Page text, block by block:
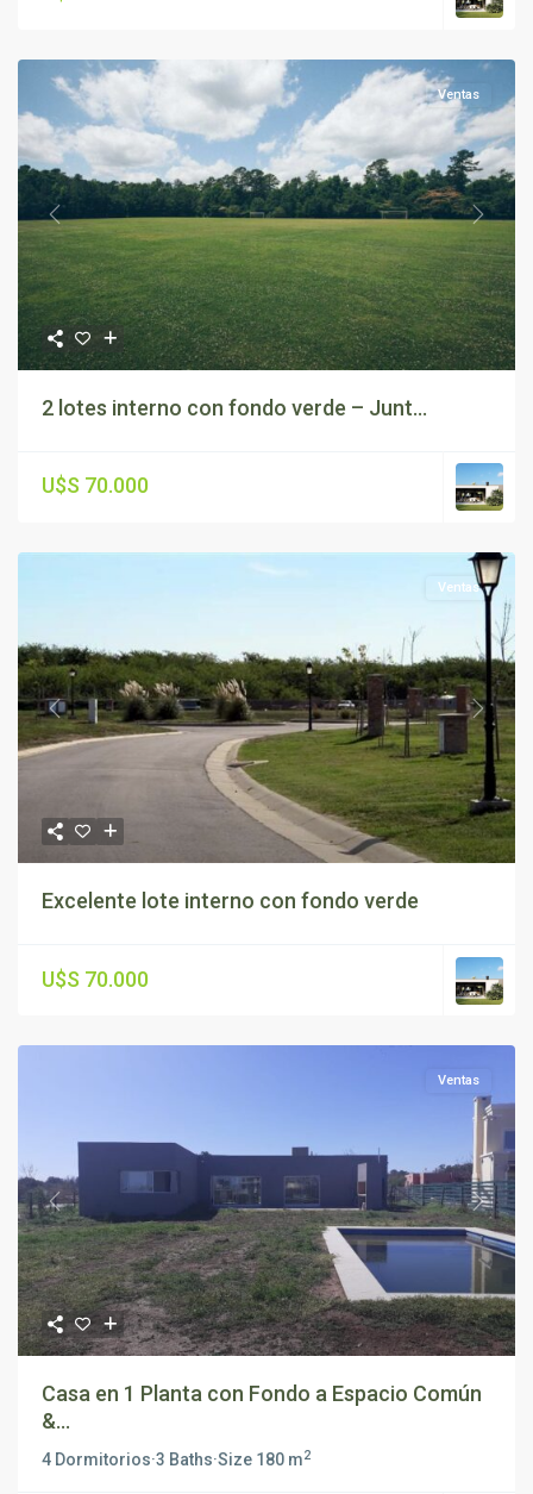
Previous Next
Ventas
2 lotes interno con fondo verde – Junt...
U$S 70.000
Previous Next
Ventas
Excelente lote interno con fondo verde
U$S 70.000
Previous Next
Ventas
Casa en 1 Planta con Fondo a Espacio Común
&...
4 Dormitorios·3 Baths·Size 180 m2